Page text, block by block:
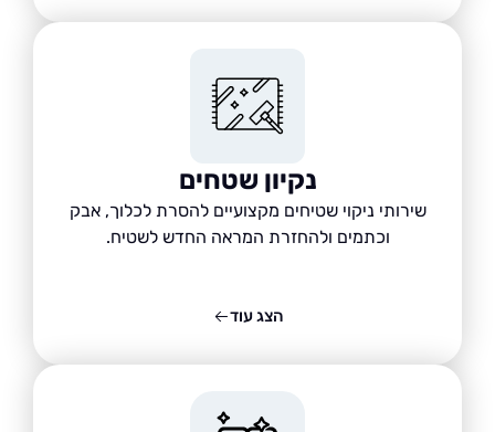
נקיון שטחים
שירותי ניקוי שטיחים מקצועיים להסרת לכלוך, אבק
וכתמים ולהחזרת המראה החדש לשטיח.